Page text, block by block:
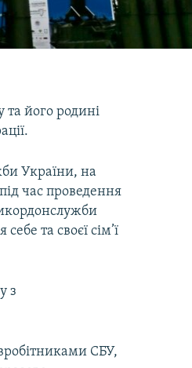
та його родині
України, на
час проведення
та своєї сім’ї
з
СБУ,